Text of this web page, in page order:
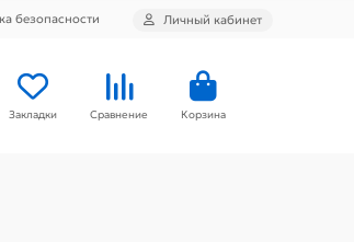
безопасности Личный кабинет
Закладки Сравнение Корзина